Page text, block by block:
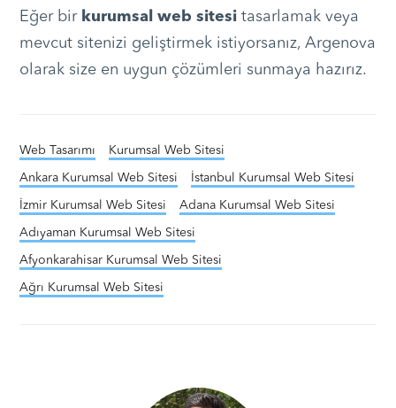
Eğer bir kurumsal web sitesitasarlamak veya
mevcut sitenizi geliştirmek istiyorsanız, Argenova
olarak size en uygun çözümleri sunmaya hazırız.
Web Tasarımı Kurumsal Web Sitesi
Ankara Kurumsal Web Sitesi İstanbul Kurumsal Web Sitesi
İzmir Kurumsal Web Sitesi Adana Kurumsal Web Sitesi
Adıyaman Kurumsal Web Sitesi
Afyonkarahisar Kurumsal Web Sitesi
Ağrı Kurumsal Web Sitesi